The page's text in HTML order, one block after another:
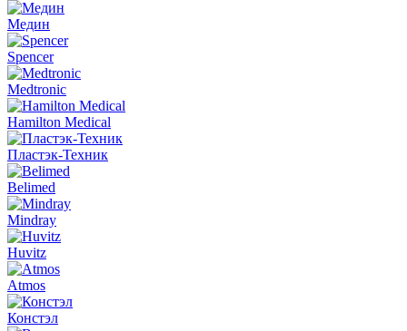
Медин
Spencer
Medtronic
Hamilton Medical
Пластэк-Техник
Belimed
Mindray
Huvitz
Atmos
Констэл